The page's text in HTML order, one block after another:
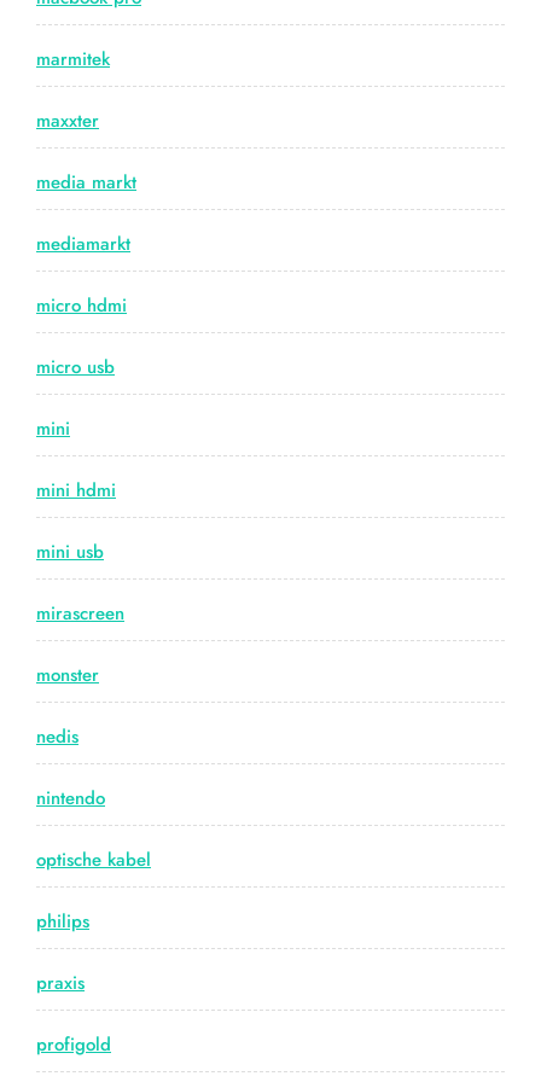
marmitek
maxxter
media markt
mediamarkt
micro hdmi
micro usb
mini
mini hdmi
mini usb
mirascreen
monster
nedis
nintendo
optische kabel
philips
praxis
profigold